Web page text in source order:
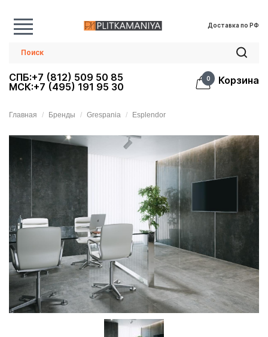
Доставка по РФ
СПБ:+7 (812) 509 50 85
МСК:+7 (495) 191 95 30
0 Корзина
Главная Бренды Grespania Esplendor